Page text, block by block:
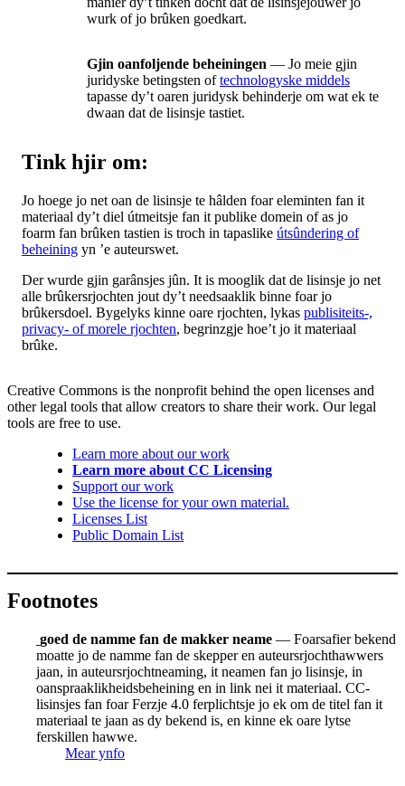
wurk of jo brûken goedkart.
Gjin oanfoljende beheiningen — Jo meie gjin
juridyske betingsten oftechnologyske middels
tapasse dy’t oaren juridysk behinderje om wat ek te
dwaan dat de lisinsje tastiet.
Tink hjir om:
Jo hoege jo net oan de lisinsje te hâlden foar eleminten fan it
materiaal dy’t diel útmeitsje fan it publike domein of as jo
foarm fan brûken tastien is troch in tapaslike útsûndering of
beheining yn ’e auteurswet.
Der wurde gjin garânsjes jûn. It is mooglik dat de lisinsje jo net
alle brûkersrjochten jout dy’t needsaaklik binne foar jo
brûkersdoel. Bygelyks kinne oare rjochten, lykas publisiteits-,
privacy- of morele rjochten, begrinzgje hoe’t jo it materiaal
brûke.
Creative Commons is the nonprofit behind the open licenses and
other legal tools that allow creators to share their work. Our legal
tools are free to use.
Learn more about our work
Learn more about CC Licensing
Support our work
Use the license for your own material.
Licenses List
Public Domain List
Footnotes
goed de namme fan de makker neame — Foarsafier bekend
moatte jo de namme fan de skepper en auteursrjochthawwers
jaan, in auteursrjochtneaming, it neamen fan jo lisinsje, in
oanspraaklikheidsbeheining en in link nei it materiaal. CC-
lisinsjes fan foar Ferzje 4.0 ferplichtsje jo ek om de titel fan it
materiaal te jaan as dy bekend is, en kinne ek oare lytse
ferskillen hawwe.
Mear ynfo